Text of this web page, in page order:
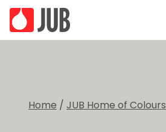
Home / JUB Home of Colours